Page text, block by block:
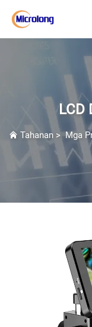
LCD
Tahanan >Mga